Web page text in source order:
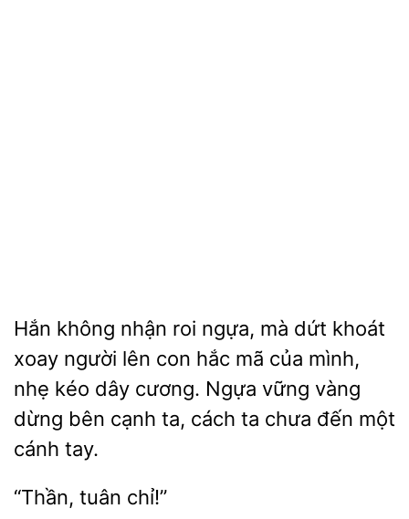
Hắn không
roi ngựa, mà dứt khoát
xoay người lên
mã của mình,
nhẹ kéo dây cương. Ngựa vững vàng
dừng bên cạnh ta, cách ta chưa đến một
cánh tay.